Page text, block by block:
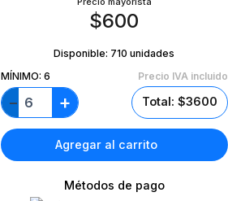
$600
Disponible: 710 unidades
MÍNIMO: 6 Precio IVA incluido
− + Total: $3600
Agregar al carrito
Métodos de pago